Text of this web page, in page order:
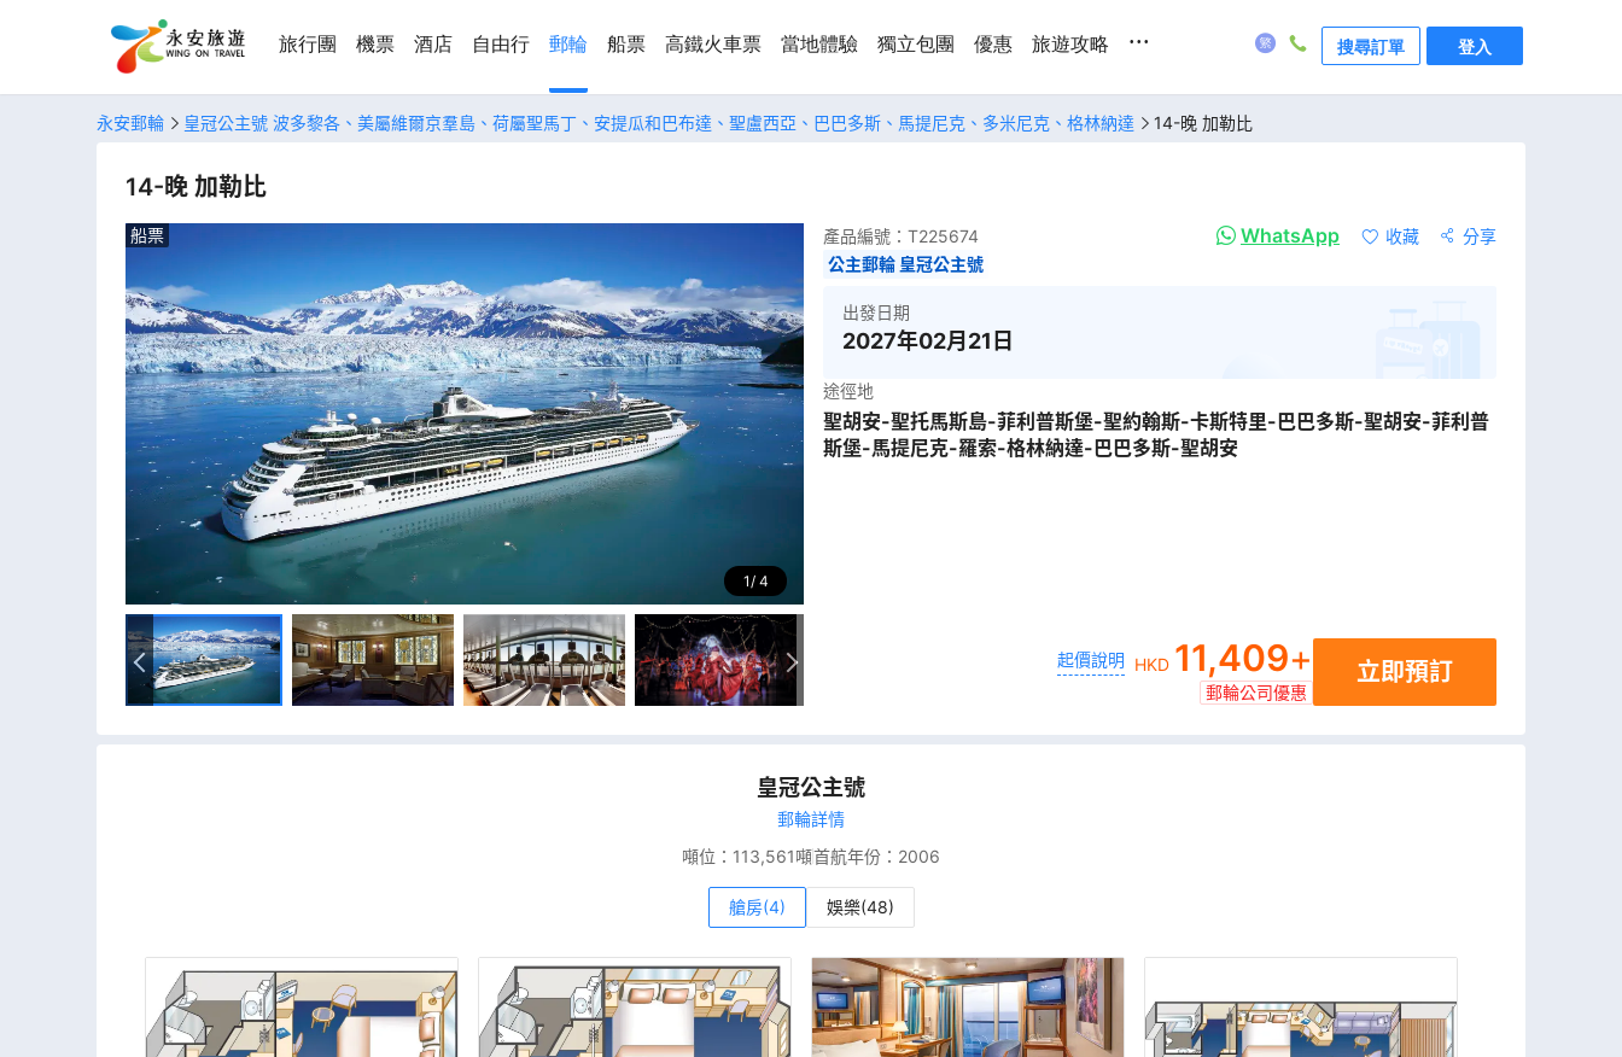
旅行團 機票 酒店 自由行 郵輪 船票 高鐵火車票 當地體驗 獨立包團 優惠 旅遊攻略 ... 搜尋訂單 登入
永安郵輪 皇冠公主號 波多黎各、美屬維爾京羣島、荷屬聖馬丁、安提瓜和巴布達、聖盧西亞、巴巴多斯、馬提尼克、多米尼克、格林納達 14-晚 加勒比
14-晚 加勒比
1 4
船票 產品編號： T225674 WhatsApp 收藏
分享
公主郵輪 皇冠公主號
出發日期
2027年02月21日
途徑地
聖胡安-聖托馬斯島-菲利普斯堡-聖約翰斯-卡斯特里-巴巴多斯-聖胡安-菲利普
斯堡-馬提尼克-羅索-格林納達-巴巴多斯-聖胡安
起價說明 HKD 11,409+
郵輪公司優惠
立即預訂
皇冠公主號
郵輪詳情
噸位： 113,561噸首航年份： 2006
艙房(4) 娛樂(48)